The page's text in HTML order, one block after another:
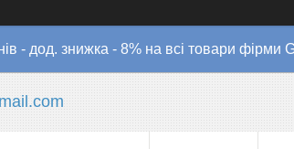
- дод. знижка - 8% на всі товари фірми